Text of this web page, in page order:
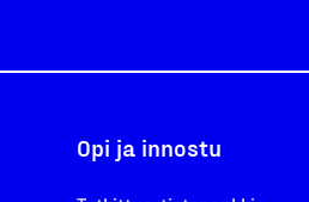
Opi ja innostu